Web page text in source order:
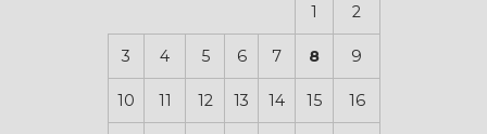
1 2
3 4 5 6 7 8 9
10 11 12 13 14 15 16